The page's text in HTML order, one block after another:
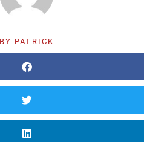
BY PATRICK